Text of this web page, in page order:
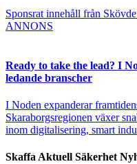
Sponsrat innehåll från
ANNONS
Ready to take the lead? I
ledande branscher
I Noden expanderar
Skaraborgsregionen växer
inom digitalisering, smart
Skaffa Aktuell Säkerhet